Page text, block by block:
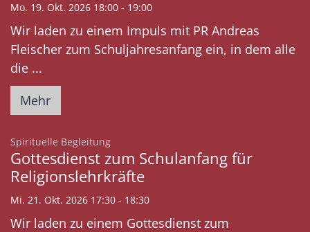
Mo. 19. Okt. 2026 18:00 - 19:00
Wir laden zu einem Impuls mit PR Andreas
Fleischer zum Schuljahresanfang ein, in dem alle
die ...
Mehr
Spirituelle Begleitung:
Gottesdienst zum Schulanfang für
Religionslehrkräfte
Mi. 21. Okt. 2026 17:30 - 18:30
Wir laden zu einem Gottesdienst zum